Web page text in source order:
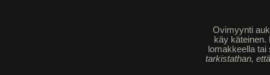
Ovimyynti
käy käteinen.
lomakkeella
tarkistathan,